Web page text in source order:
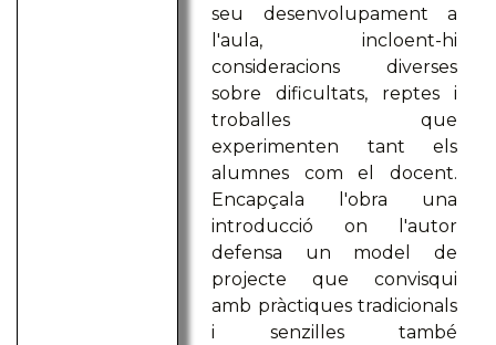
seu desenvolupament a
l'aula, incloent-hi
consideracions diverses
sobre dificultats, reptes i
troballes que
experimenten tant els
alumnes com el docent.
Encapçala l'obra una
introducció on l'autor
defensa un model de
projecte que convisqui
amb pràctiques tradicionals
i senzilles també